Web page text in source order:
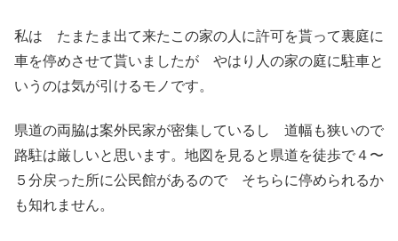
私は たまたま出て来たこの家の人に許可を貰って裏庭に
車を停めさせて貰いましたが やはり人の家の庭に駐車と
いうのは気が引けるモノです。
県道の両脇は案外民家が密集しているし 道幅も狭いので
路駐は厳しいと思います。地図を見ると県道を徒歩で４〜
５分戻った所に公民館があるので そちらに停められるか
も知れません。